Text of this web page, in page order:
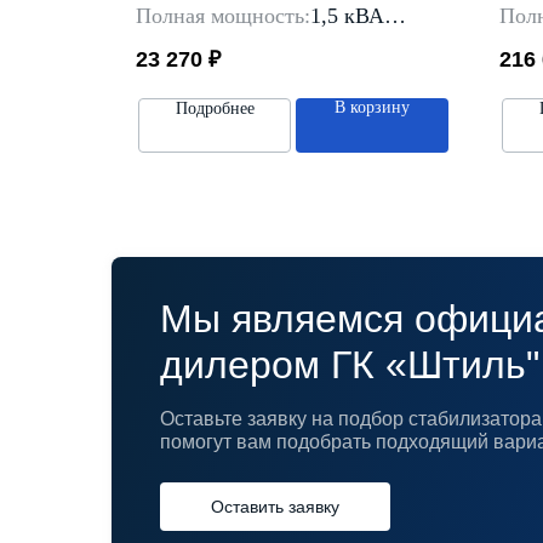
Полная мощность:1,5 кВА
Предельный диапазон
Способ установки:
23 270 ₽
Подробнее В корзину
216
Мы являемся
дилером ГК «Штиль"
Оставьте заявку на подбор
помогут вам подобрать подходящий
Оставить заявку